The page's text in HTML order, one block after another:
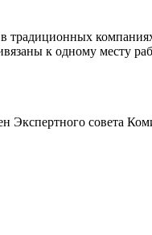
традиционных
к одному месту
Экспертного совета